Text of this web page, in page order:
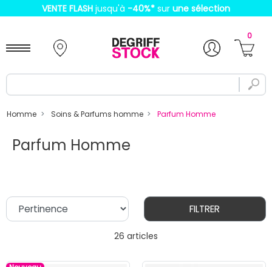
VENTE FLASH jusqu'à -40%* sur une sélection
0
Homme Soins & Parfums homme Parfum Homme
Parfum Homme
26 articles
FILTRER